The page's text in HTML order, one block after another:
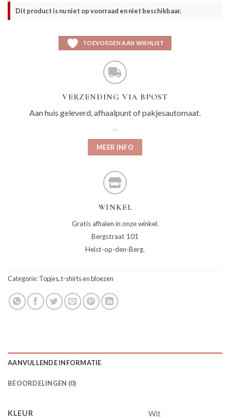
Dit product is nu niet op voorraad en niet beschikbaar.
TOEVOEGEN AAN WISHLIST
VERZENDING VIA BPOST
Aan huis geleverd, afhaalpunt of pakjesautomaat.
MEER INFO
WINKEL
Gratis afhalen in onze winkel.
Bergstraat 101
Heist-op-den-Berg.
Categorie:Topjes, t-shirts en bloezen
AANVULLENDE INFORMATIE
BEOORDELINGEN (0)
KLEUR Wit